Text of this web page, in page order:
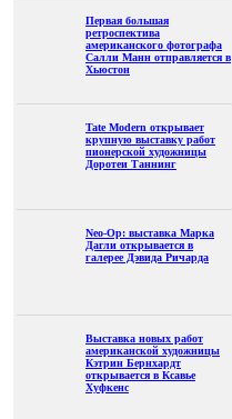
Первая большая
ретроспектива
американского фотографа
Салли Манн отправляется в
Хьюстон
Tate Modern открывает
крупную выставку работ
пионерской художницы
Доротеи Таннинг
Neo-Op: выставка Марка
Дагли открывается в
галерее Дэвида Ричарда
Выставка новых работ
американской художницы
Кэтрин Бернхардт
открывается в Ксавье
Хуфкенс